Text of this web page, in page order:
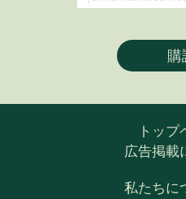
トップ
広告掲載
私たちに